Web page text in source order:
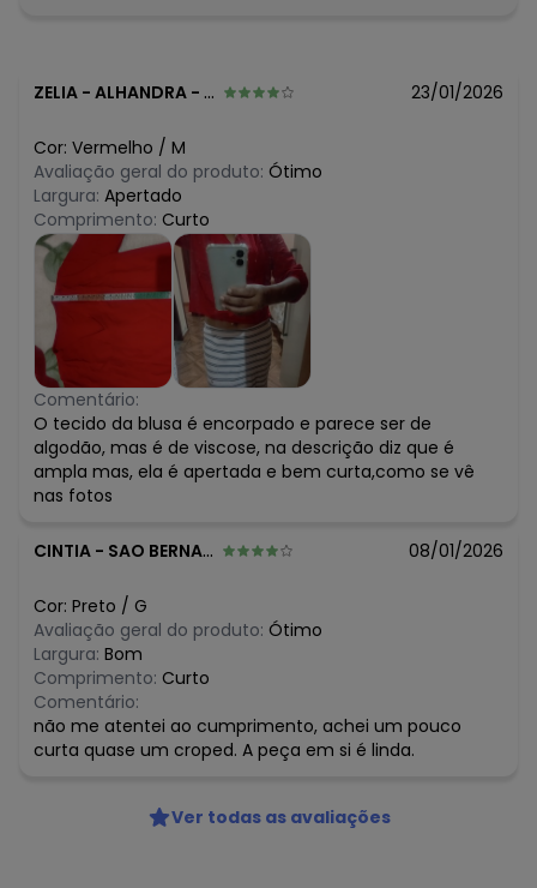
ZELIA - ALHANDRA - PB 23/01/2026
Cor: Vermelho / M
Avaliação geral do produto: Ótimo
Largura: Apertado
Comprimento: Curto
Comentário:
O tecido da blusa é encorpado e parece ser de
algodão, mas é de viscose, na descrição diz que é
ampla mas, ela é apertada e bem curta,como se vê
nas fotos
CINTIA - SAO BERNARDO DO CAMPO - SP 08/01/2026
Cor: Preto / G
Avaliação geral do produto: Ótimo
Largura: Bom
Comprimento: Curto
Comentário:
não me atentei ao cumprimento, achei um pouco
curta quase um croped. A peça em si é linda.
Ver todas as avaliações